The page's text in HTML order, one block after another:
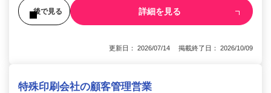
後で見る 詳細を見る
更新日： 2026/07/14 掲載終了日： 2026/10/09
特殊印刷会社の顧客管理営業